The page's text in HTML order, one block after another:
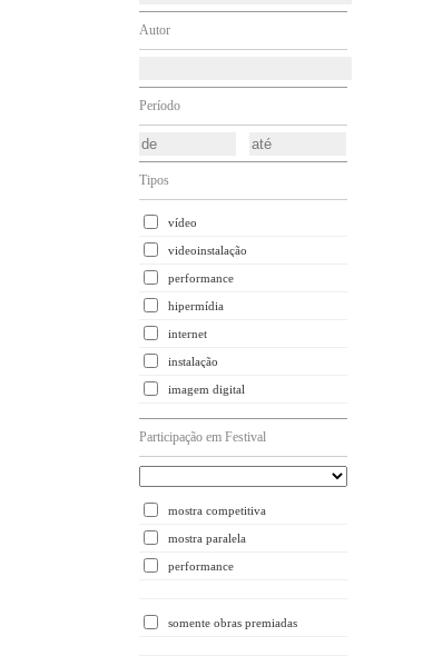
Autor
Período
Tipos
vídeo
videoinstalação
performance
hipermídia
internet
instalação
imagem digital
Participação em Festival
mostra competitiva
mostra paralela
performance
somente obras premiadas